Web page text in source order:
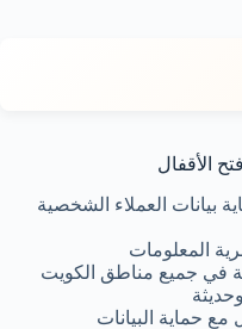
الأقفال
بيانات العملاء الشخصية
المعلومات
في جميع مناطق الكويت
حماية البيانات